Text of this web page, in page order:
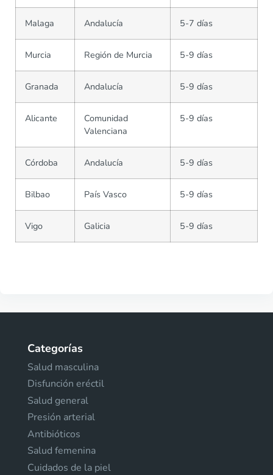
Malaga Andalucía 5-7 días
Murcia Región de Murcia 5-9 días
Granada Andalucía 5-9 días
Alicante
Comunidad
Valenciana
5-9 días
Córdoba Andalucía 5-9 días
Bilbao País Vasco 5-9 días
Vigo Galicia 5-9 días
Categorías
Salud masculina
Disfunción eréctil
Salud general
Presión arterial
Antibióticos
Salud femenina
Cuidados de la piel